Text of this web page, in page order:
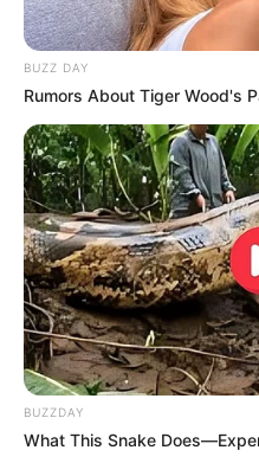
BUZZ DAY
Rumors About Tiger Wood's
BUZZDAY
What This Snake